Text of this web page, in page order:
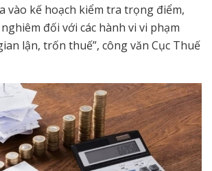
vào kế hoạch kiểm tra trọng điểm,
đối với các hành vi vi phạm
lận, trốn thuế”, công văn Cục Thuế